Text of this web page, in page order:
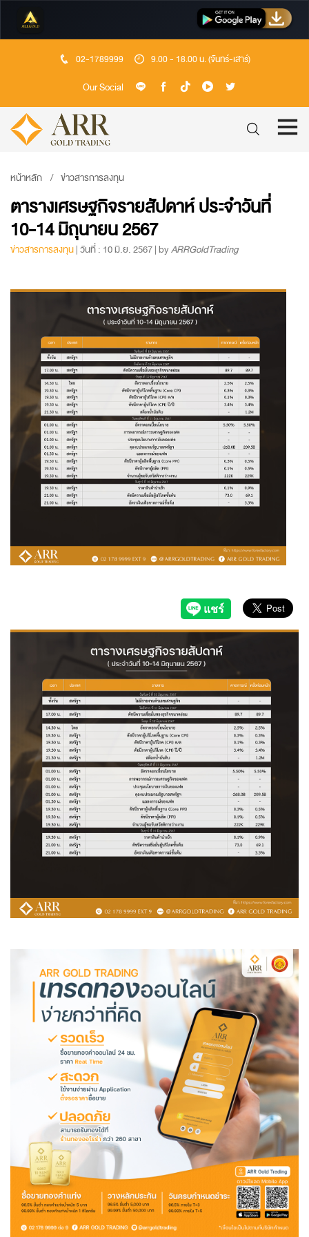
02-1789999 9.00 - 18.00 น. (จันทร์-เสาร์)
Our Social
หน้าหลัก ข่าวสารการลงทุน
ตารางเศรษฐกิจรายสัปดาห์ ประจำวันที่
10-14 มิถุนายน 2567
ข่าวสารการลงทุน| วันที่ : 10 มิ.ย. 2567 | byARRGoldTrading